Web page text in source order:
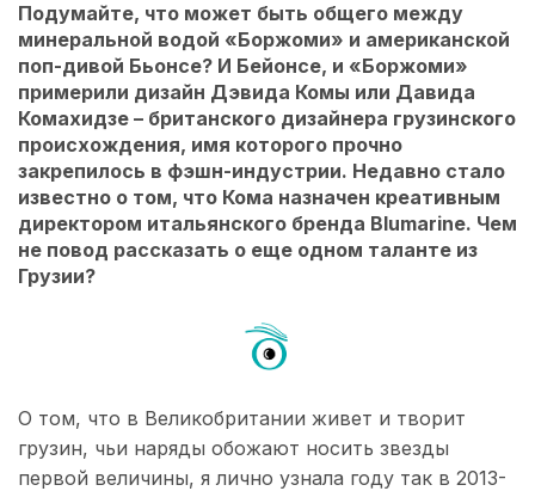
Подумайте, что может быть общего между
минеральной водой «Боржоми» и американской
поп-дивой Бьонсе? И Бейонсе, и «Боржоми»
примерили дизайн Дэвида Комы или Давида
Комахидзе – британского дизайнера грузинского
происхождения, имя которого прочно
закрепилось в фэшн-индустрии. Недавно стало
известно о том, что Кома назначен креативным
директором итальянского бренда Blumarine. Чем
не повод рассказать о еще одном таланте из
Грузии?
О том, что в Великобритании живет и творит
грузин, чьи наряды обожают носить звезды
первой величины, я лично узнала году так в 2013-